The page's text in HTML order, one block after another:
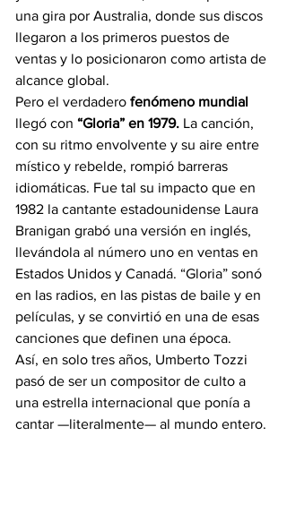
una gira por Australia, donde sus discos
llegaron a los primeros puestos de
ventas y lo posicionaron como artista de
alcance global.
Pero el verdadero fenómeno mundial
llegó con “Gloria” en 1979. La canción,
con su ritmo envolvente y su aire entre
místico y rebelde, rompió barreras
idiomáticas. Fue tal su impacto que en
1982 la cantante estadounidense Laura
Branigan grabó una versión en inglés,
llevándola al número uno en ventas en
Estados Unidos y Canadá. “Gloria” sonó
en las radios, en las pistas de baile y en
películas, y se convirtió en una de esas
canciones que definen una época.
Así, en solo tres años, Umberto Tozzi
pasó de ser un compositor de culto a
una estrella internacional que ponía a
cantar —literalmente— al mundo entero.